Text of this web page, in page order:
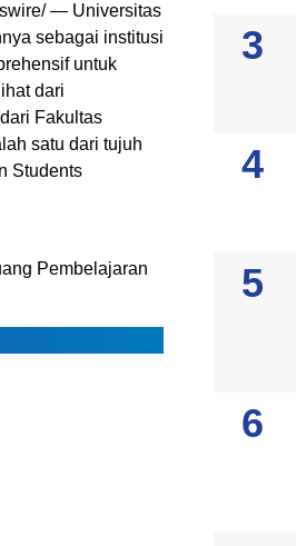
— Universitas
sebagai institusi
untuk
dari
Fakultas
satu dari tujuh
Students
Pembelajaran